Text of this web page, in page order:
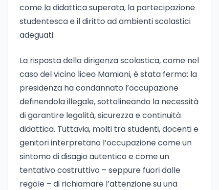
come la didattica superata, la partecipazione
studentesca e il diritto ad ambienti scolastici
adeguati.
La risposta della dirigenza scolastica, come nel
caso del vicino liceo Mamiani, è stata ferma: la
presidenza ha condannato l’occupazione
definendola illegale, sottolineando la necessità
di garantire legalità, sicurezza e continuità
didattica. Tuttavia, molti tra studenti, docenti e
genitori interpretano l’occupazione come un
sintomo di disagio autentico e come un
tentativo costruttivo – seppure fuori dalle
regole – di richiamare l’attenzione su una